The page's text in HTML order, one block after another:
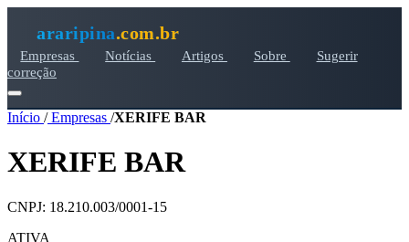
araripina.com.br
Empresas Notícias Artigos Sobre
Sugerir
correção
Início /Empresas /XERIFE BAR
XERIFE BAR
CNPJ: 18.210.003/0001-15
ATIVA